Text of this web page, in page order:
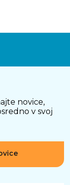
novice,
v svoj